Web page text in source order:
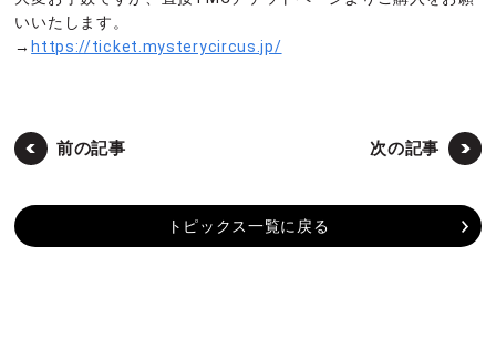
いいたします。
→ https://ticket.mysterycircus.jp/
前の記事 次の記事
トピックス一覧に戻る